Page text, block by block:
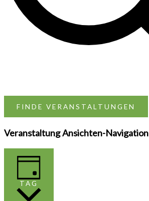
FINDE VERANSTALTUNGEN
Veranstaltung Ansichten-Navigation
TAG